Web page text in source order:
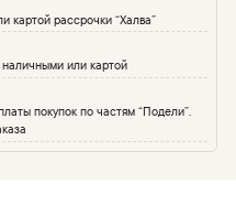
картой рассрочки “Халва”
или картой
покупок по частям “Подели”.